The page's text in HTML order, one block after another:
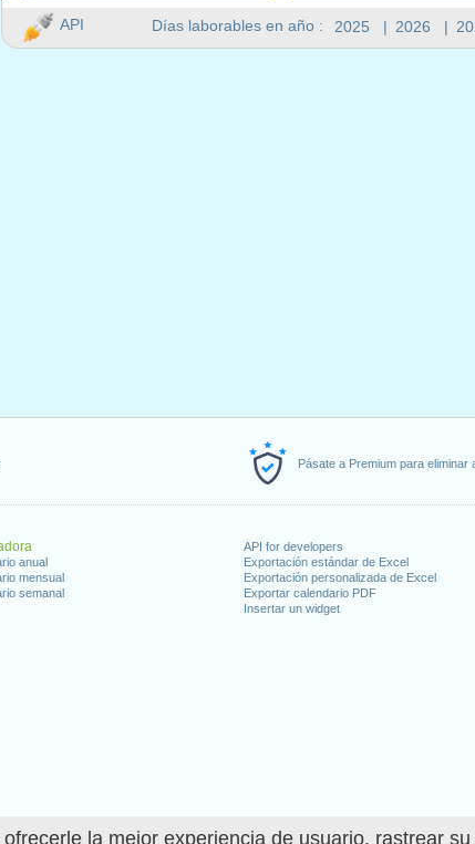
la mejor experiencia de usuario, rastrear
Pásate a Premium para eliminar
anual
mensual
semanal
API for developers
Exportación estándar de Excel
Exportación personalizada de Excel
Exportar calendario PDF
Insertar un widget
Días laborables en año : 2025 | 2026 |
API